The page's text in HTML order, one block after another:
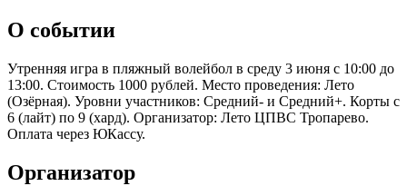
О событии
Утренняя игра в пляжный волейбол в среду 3 июня с 10:00 до
13:00. Стоимость 1000 рублей. Место проведения: Лето
(Озёрная). Уровни участников: Средний- и Средний+. Корты с
6 (лайт) по 9 (хард). Организатор: Лето ЦПВС Тропарево.
Оплата через ЮКассу.
Организатор